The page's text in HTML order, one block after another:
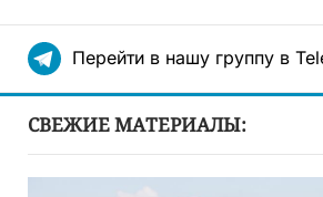
Перейти в нашу группу в
СВЕЖИЕ МАТЕРИАЛЫ: